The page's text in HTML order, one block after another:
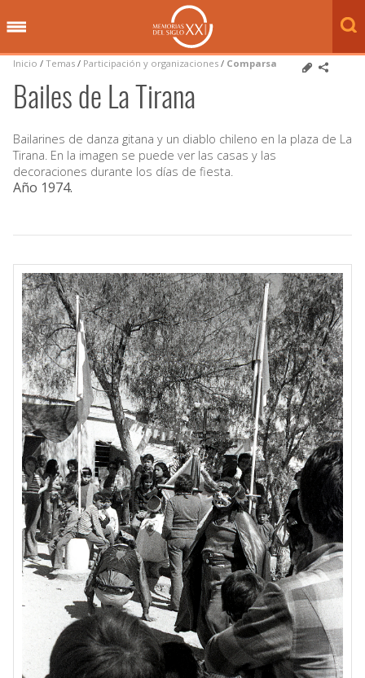
Inicio / Temas / Participación y organizaciones / Comparsa
Bailes de La Tirana
Bailarines de danza gitana y un diablo chileno en la plaza de La
Tirana. En la imagen se puede ver las casas y las
decoraciones durante los días de fiesta.
Año 1974.